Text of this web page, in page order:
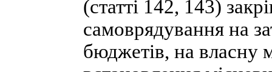
(статті 142, 143)
самоврядування на
бюджетів, на власну